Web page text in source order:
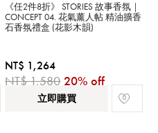
《任2件8折》 STORIES 故事香氛｜
CONCEPT 04. 花氣薰人帖 精油擴香
石香氛禮盒 (花影木韻)
NT$ 1,264
NT$ 1,580 20% off
立即購買